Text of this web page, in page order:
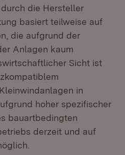
die Hersteller
basiert teilweise auf
die aufgrund der
Anlagen kaum
Sicht ist
in
hoher spezifischer
bauartbedingten
derzeit und auf